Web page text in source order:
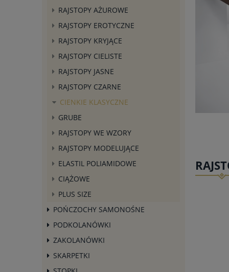
RAJSTOPY AŻUROWE
RAJSTOPY EROTYCZNE
RAJSTOPY KRYJĄCE
RAJSTOPY CIELISTE
RAJSTOPY JASNE
RAJSTOPY CZARNE
CIENKIE KLASYCZNE
GRUBE
RAJSTOPY WE WZORY
RAJSTOPY MODELUJĄCE
ELASTIL POLIAMIDOWE
CIĄŻOWE
PLUS SIZE
POŃCZOCHY SAMONOŚNE
PODKOLANÓWKI
ZAKOLANÓWKI
SKARPETKI